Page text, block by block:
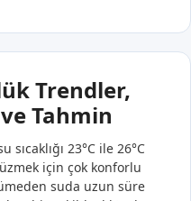
Trendler,
Tahmin
23°C ile 26°C
için çok konforlu
suda uzun süre